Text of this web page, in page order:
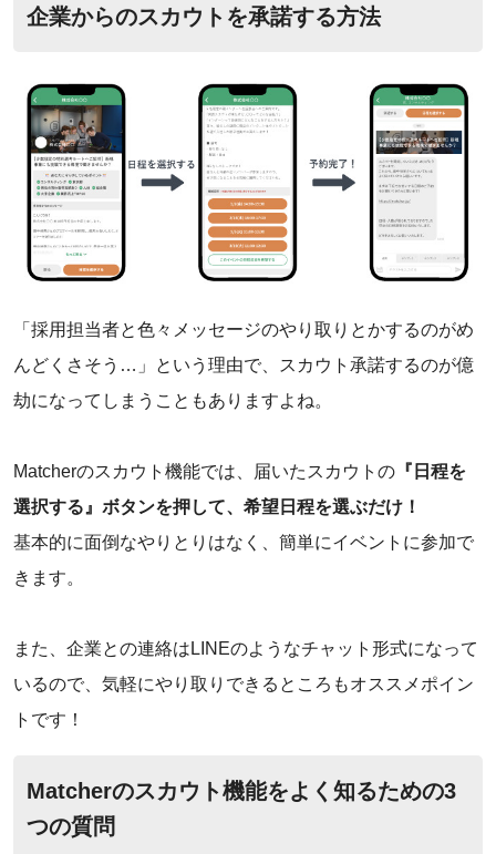
企業からのスカウトを承諾する方法
「採用担当者と色々メッセージのやり取りとかするのがめ
んどくさそう…」という理由で、スカウト承諾するのが億
劫になってしまうこともありますよね。
Matcherのスカウト機能では、届いたスカウトの 『日程を
選択する』ボタンを押して、希望日程を選ぶだけ！
基本的に面倒なやりとりはなく、簡単にイベントに参加で
きます。
また、企業との連絡はLINEのようなチャット形式になって
いるので、気軽にやり取りできるところもオススメポイン
トです！
Matcherのスカウト機能をよく知るための3
つの質問